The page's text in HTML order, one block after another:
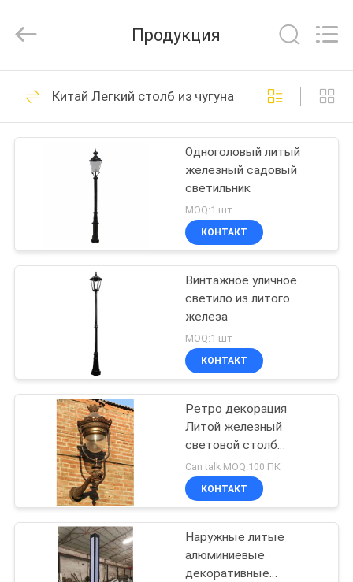
ДОМОЙ
ПРОДУКТЫ
ВИДЕОЗАПИСИ
НАС
ЭКСКУРСИЯ
КОНТРОЛЬ
КАЧЕСТВА
СВЯЖИТЕСЬ
С
НАМИ
Foundry
CO.,LTD.
Reserved.
Литье из серого
чугуна
255
Из литого железа
299
Отливки вклада
точности
Продукция
Китай Легкий столб из чугуна
Одноголовый литый
железный садовый
светильник
MOQ:1 шт
КОНТАКТ
Винтажное уличное
светило из литого
железа
MOQ:1 шт
КОНТАКТ
Ретро декорация
Литой железный
световой столб
Стенное освещение
Антикварный уличный
световой столб
Can talk MOQ:100 ПК
КОНТАКТ
Наружные литые
алюминиевые
декоративные